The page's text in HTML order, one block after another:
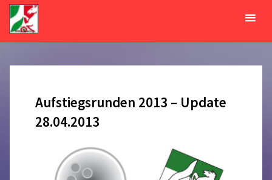
Zum
Inhalt
springenMonat:
Aufstiegsrunden 2013 – Update
28.04.2013